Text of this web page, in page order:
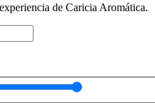
de Caricia Aromática.